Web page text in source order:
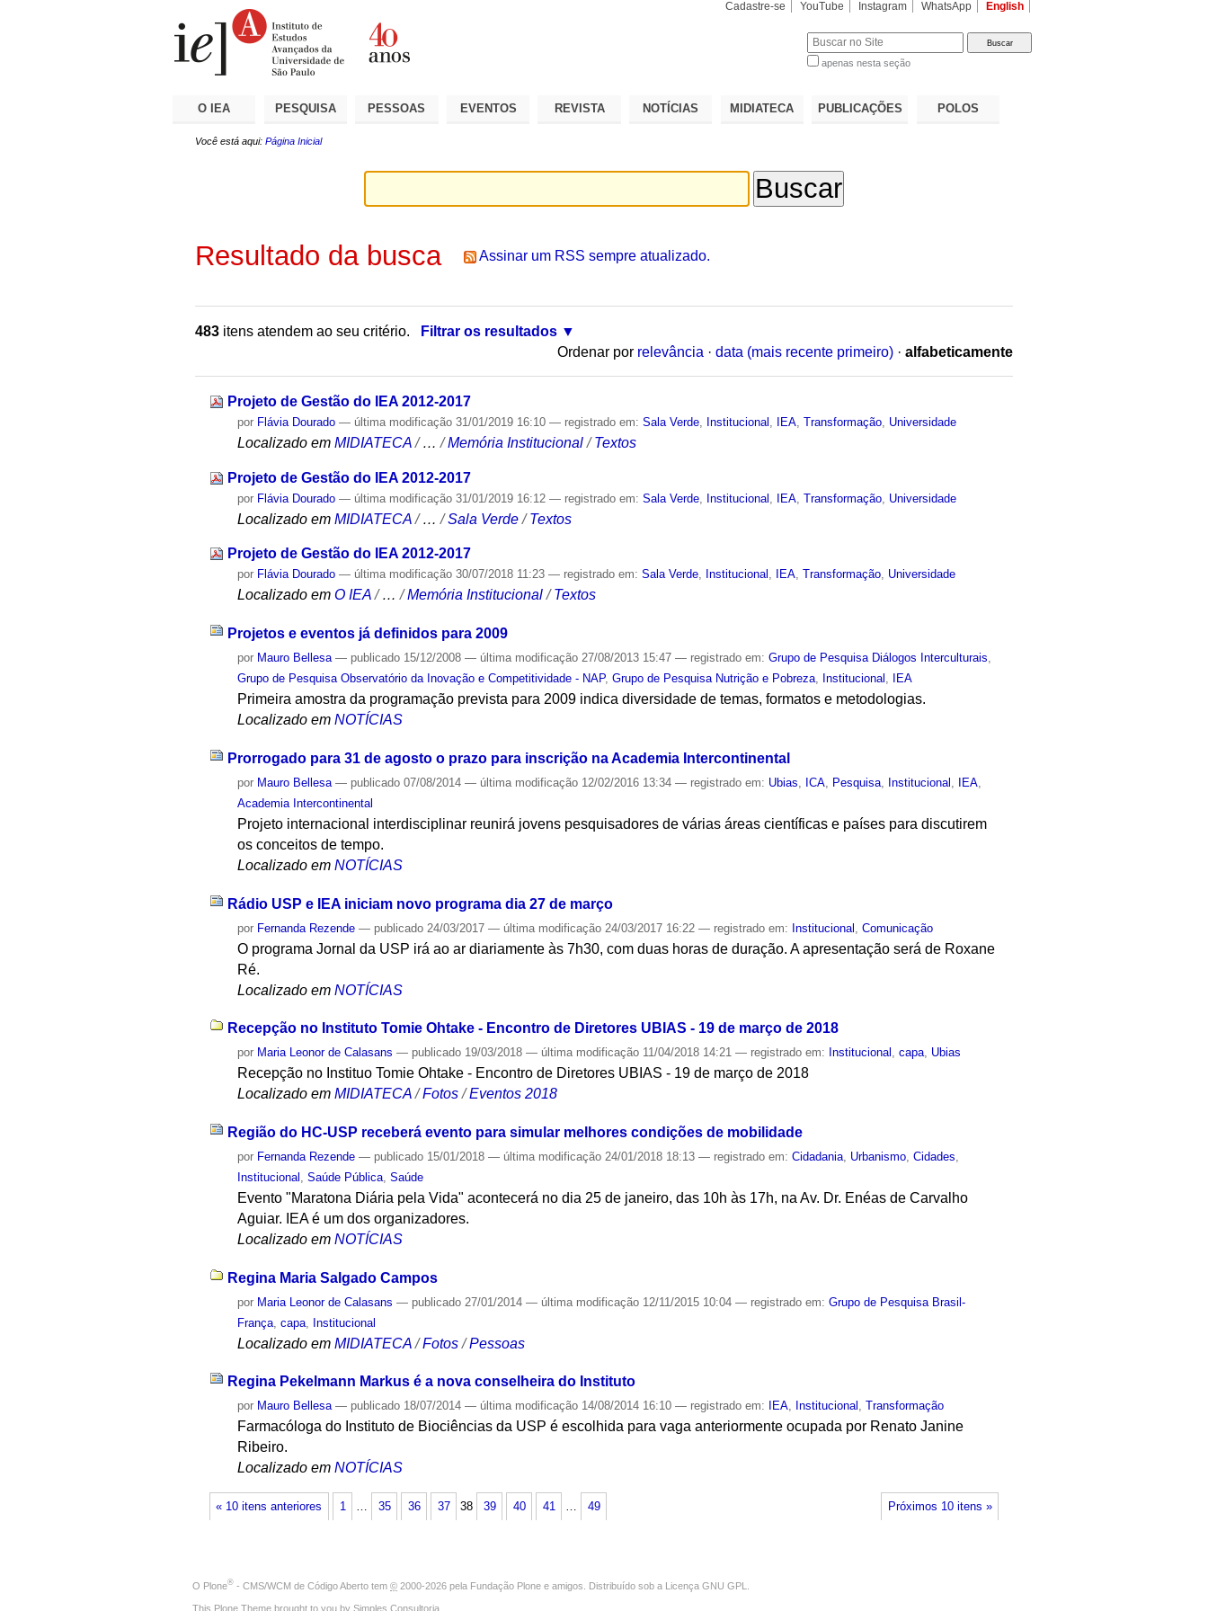
Cadastre-se YouTube Instagram WhatsApp English
apenas nesta seção
O IEA PESQUISA PESSOAS EVENTOS REVISTA NOTÍCIAS MIDIATECA PUBLICAÇÕES POLOS
Você está aqui: Página Inicial
Resultado da busca Assinar um RSS sempre atualizado.
483 itens atendem ao seu critério.
Filtrar os resultados
Ordenar por relevância · data (mais recente primeiro) · alfabeticamente
Projeto de Gestão do IEA 2012-2017
por Flávia Dourado — última modificação 31/01/2019 16:10— registrado em:Sala Verde Institucional IEA ,Transformação Universidade
Localizado em MIDIATECA /…/Memória Institucional /Textos
Projeto de Gestão do IEA 2012-2017
por Flávia Dourado — última modificação 31/01/2019 16:12— registrado em:Sala Verde Institucional IEA ,Transformação Universidade
Localizado em MIDIATECA /…/Sala Verde /Textos
Projeto de Gestão do IEA 2012-2017
por Flávia Dourado — última modificação 30/07/2018 11:23— registrado em:Sala Verde, Institucional , IEA,Transformação, Universidade
Localizado em O IEA /…/Memória Institucional /Textos
Projetos e eventos já definidos para 2009
por Mauro Bellesa — publicado 15/12/2008— última modificação 27/08/2013 15:47— registrado em:Grupo de Pesquisa Diálogos Interculturais,
Grupo de Pesquisa Observatório da Inovação e Competitividade - NAP,Grupo de Pesquisa Nutrição e Pobreza, Institucional , IEA
Primeira amostra da programação prevista para 2009 indica diversidade de temas, formatos e metodologias.
Localizado em NOTÍCIAS
Prorrogado para 31 de agosto o prazo para inscrição na Academia Intercontinental
por Mauro Bellesa — publicado 07/08/2014— última modificação 12/02/2016 13:34— registrado em: Ubias ICA Pesquisa Institucional IEA
Academia Intercontinental
Projeto internacional interdisciplinar reunirá jovens pesquisadores de várias áreas científicas e países para discutirem
os conceitos de tempo.
Localizado em NOTÍCIAS
Rádio USP e IEA iniciam novo programa dia 27 de março
por Fernanda Rezende — publicado 24/03/2017— última modificação 24/03/2017 16:22— registrado em: Institucional ,Comunicação
O programa Jornal da USP irá ao ar diariamente às 7h30, com duas horas de duração. A apresentação será de Roxane
Ré.
Localizado em NOTÍCIAS
Recepção no Instituto Tomie Ohtake - Encontro de Diretores UBIAS - 19 de março de 2018
por Maria Leonor de Calasans — publicado 19/03/2018— última modificação 11/04/2018 14:21— registrado em: Institucional ,capa, Ubias
Recepção no Instituo Tomie Ohtake - Encontro de Diretores UBIAS - 19 de março de 2018
Localizado em MIDIATECA /Fotos /Eventos 2018
Região do HC-USP receberá evento para simular melhores condições de mobilidade
por Fernanda Rezende — publicado 15/01/2018— última modificação 24/01/2018 18:13— registrado em:Cidadania Urbanismo ,Cidades
Institucional
,Saúde Pública ,Saúde
Evento "Maratona Diária pela Vida" acontecerá no dia 25 de janeiro, das 10h às 17h, na Av. Dr. Enéas de Carvalho
Aguiar. IEA é um dos organizadores.
Localizado em NOTÍCIAS
Regina Maria Salgado Campos
por Maria Leonor de Calasans — publicado 27/01/2014— última modificação 12/11/2015 10:04— registrado em:Grupo de Pesquisa Brasil-
França ,capa Institucional
Localizado em MIDIATECA /Fotos /Pessoas
Regina Pekelmann Markus é a nova conselheira do Instituto
por Mauro Bellesa — publicado 18/07/2014— última modificação 14/08/2014 16:10— registrado em: IEA, Institucional ,Transformação
Farmacóloga do Instituto de Biociências da USP é escolhida para vaga anteriormente ocupada por Renato Janine
Ribeiro.
Localizado em NOTÍCIAS
« 10 itens anteriores Próximos 10 itens »
1 35 36 37 38 39 40 41 49
O Plone® - CMS/WCM de Código Aberto tem © 2000-2026 pela Fundação Plone e amigos. Distribuído sob a Licença GNU GPL
This Plone Theme brought to you by Simples Consultoria